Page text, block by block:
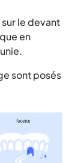
le devant
en
sont posés